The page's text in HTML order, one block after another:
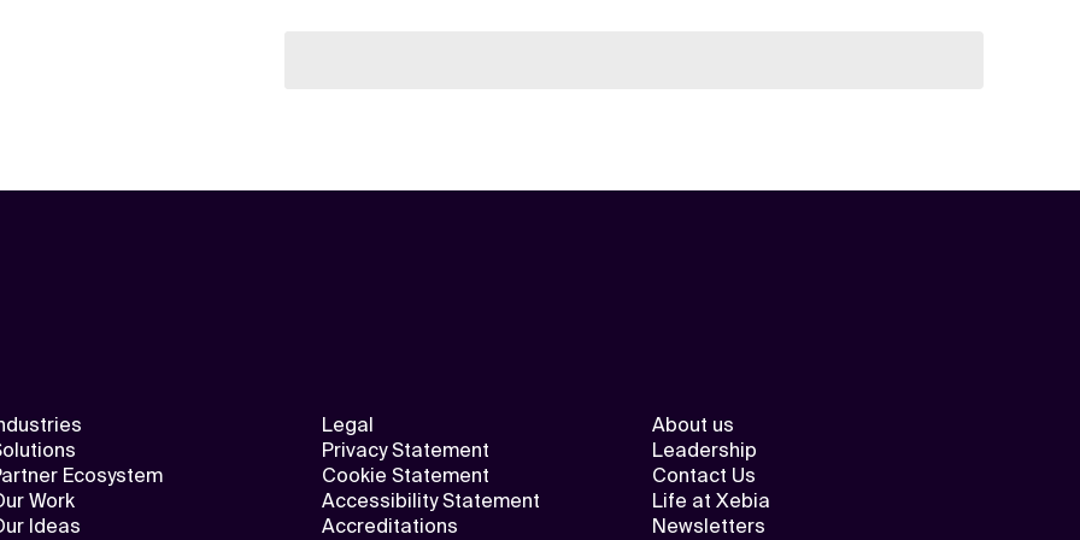
Ecosystem
Work
Ideas
Legal
Privacy Statement
Cookie Statement
Accessibility Statement
Accreditations
About us
Leadership
Contact Us
Life at Xebia
Newsletters